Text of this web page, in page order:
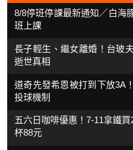
8/8停班停課最新通知／白海
班上課
長子輕生、繼女離婚！台玻
逝世真相
道奇先發希恩被打到下放3A
投球機制
五六日咖啡優惠！7-11拿鐵
杯88元